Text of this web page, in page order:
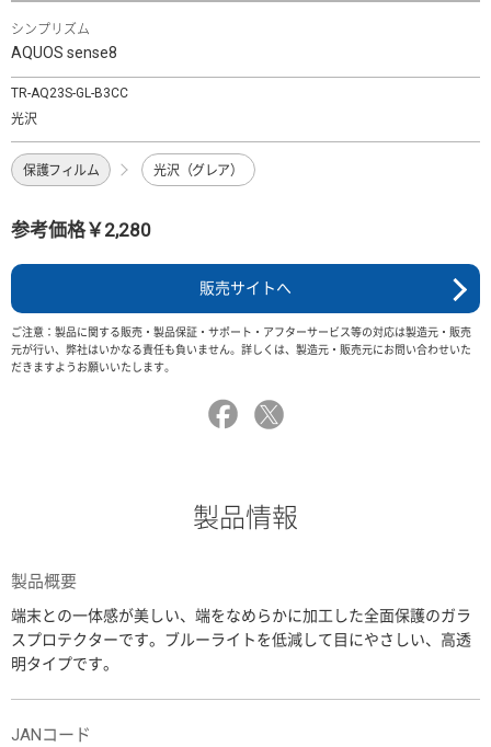
シンプリズム
AQUOS sense8
TR-AQ23S-GL-B3CC
光沢
保護フィルム 光沢（グレア）
参考価格￥2,280
販売サイトへ
ご注意：製品に関する販売・製品保証・サポート・アフターサービス等の対応は製造元・販売
元が行い、弊社はいかなる責任も負いません。詳しくは、製造元・販売元にお問い合わせいた
だきますようお願いいたします。
製品情報
製品概要
端末との一体感が美しい、端をなめらかに加工した全面保護のガラ
スプロテクターです。ブルーライトを低減して目にやさしい、高透
明タイプです。
JANコード